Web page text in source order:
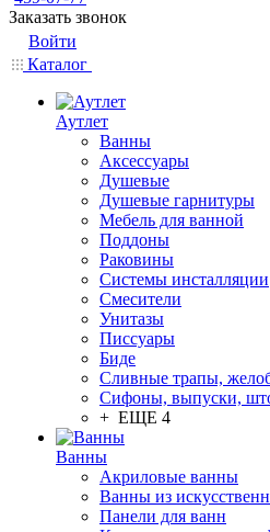
Заказать звонок
Войти
Каталог
Аутлет
Ванны
Аксессуары
Душевые
Душевые гарнитуры
Мебель для ванной
Поддоны
Раковины
Системы инсталляции
Смесители
Унитазы
Писсуары
Биде
Сливные трапы,
Сифоны, выпуски,
+ ЕЩЕ 4
Ванны
Акриловые ванны
Ванны из
Панели для ванн